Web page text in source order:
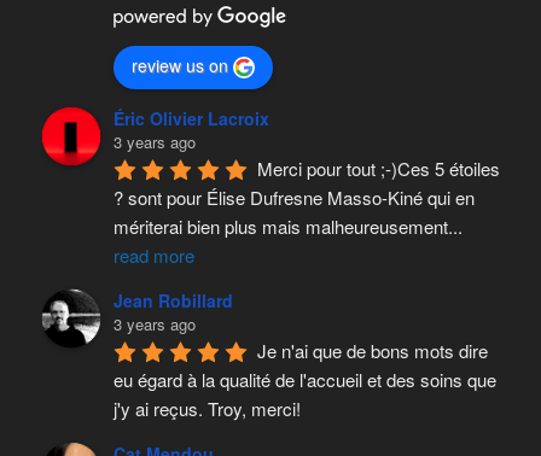
review us on
Éric Olivier Lacroix
3 years ago
Merci pour tout ;-)Ces 5 étoiles
? sont pour Élise Dufresne Masso-Kiné qui en
mériterai bien plus mais malheureusement...
read more
Jean Robillard
3 years ago
Je n'ai que de bons mots dire
eu égard à la qualité de l'accueil et des soins que
j'y ai reçus. Troy, merci!